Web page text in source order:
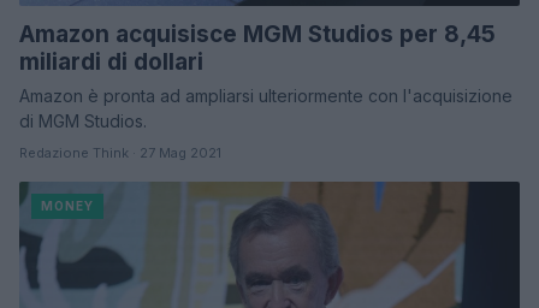
Amazon acquisisce MGM Studios per 8,45
miliardi di dollari
Amazon è pronta ad ampliarsi ulteriormente con l'acquisizione
di MGM Studios.
Redazione Think · 27 Mag 2021
MONEY